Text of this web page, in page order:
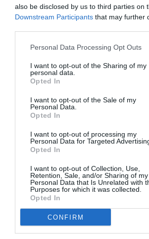
also be disclosed by us to third parties on
Downstream Participants that may further
Personal Data Processing Opt Outs
I want to opt-out of the Sharing of my
personal data.
Opted In
I want to opt-out of the Sale of my
Personal Data.
Opted In
I want to opt-out of processing my
Personal Data for Targeted
Opted In
I want to opt-out of Collection, Use,
Retention, Sale, and/or Sharing of my
Personal Data that Is Unrelated with
Purposes for which it was collected.
Opted In
CONFIRM
rifugio.